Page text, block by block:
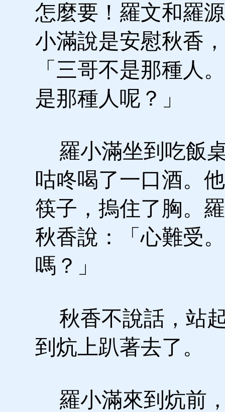
怎麼要！羅文和羅
小滿說是安慰秋香
「三哥不是那種人
是那種人呢？」
羅小滿坐到吃飯
咕咚喝了一口酒。
筷子，摀住了胸。
秋香說：「心難受
嗎？」
秋香不說話，站
到炕上趴著去了。
羅小滿來到炕前